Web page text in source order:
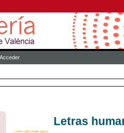
Acceder
Letras